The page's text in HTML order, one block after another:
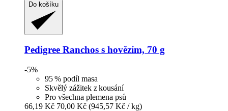
Do košíku
Pedigree Ranchos s hovězím, 70 g
-5%
95 % podíl masa
Skvělý zážitek z kousání
Pro všechna plemena psů
66,19 Kč 70,00 Kč (945,57 Kč / kg)